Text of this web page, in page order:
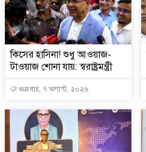
কিসের হাসিনা! শুধু আওয়াজ-
টাওয়াজ শোনা যায়: স্বরাষ্ট্রমন্ত্রী
শুক্রবার, ৭ অগাস্ট, ২০২৬